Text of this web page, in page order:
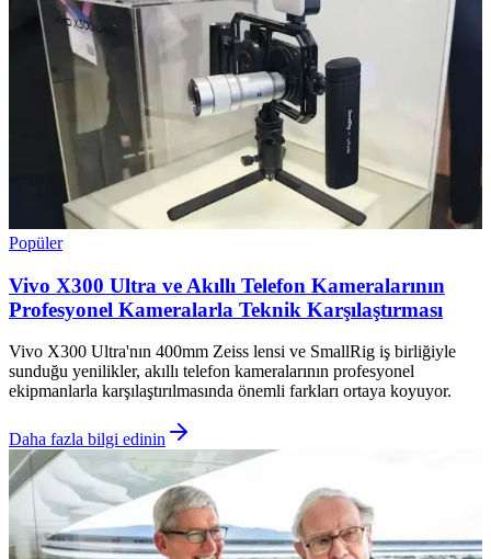
Popüler
Vivo X300 Ultra ve Akıllı Telefon Kameralarının
Profesyonel Kameralarla Teknik Karşılaştırması
Vivo X300 Ultra'nın 400mm Zeiss lensi ve SmallRig iş birliğiyle
sunduğu yenilikler, akıllı telefon kameralarının profesyonel
ekipmanlarla karşılaştırılmasında önemli farkları ortaya koyuyor.
Daha fazla bilgi edinin